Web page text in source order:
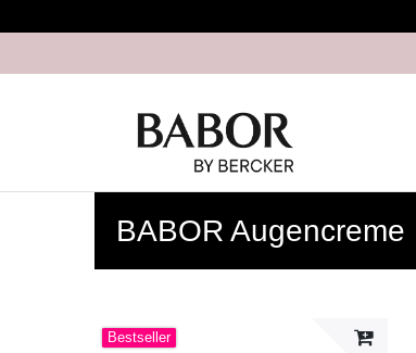
BABOR Augencreme
Bestseller